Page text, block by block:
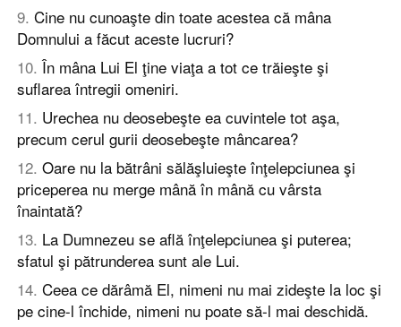
9. Cine nu cunoaşte din toate acestea că mâna
Domnului a făcut aceste lucruri?
10. În mâna Lui El ţine viaţa a tot ce trăieşte şi
suflarea întregii omeniri.
11. Urechea nu deosebeşte ea cuvintele tot aşa,
precum cerul gurii deosebeşte mâncarea?
12. Oare nu la bătrâni sălăşluieşte înţelepciunea şi
priceperea nu merge mână în mână cu vârsta
înaintată?
13. La Dumnezeu se află înţelepciunea şi puterea;
sfatul şi pătrunderea sunt ale Lui.
14. Ceea ce dărâmă El, nimeni nu mai zideşte la loc şi
pe cine-l închide, nimeni nu poate să-l mai deschidă.